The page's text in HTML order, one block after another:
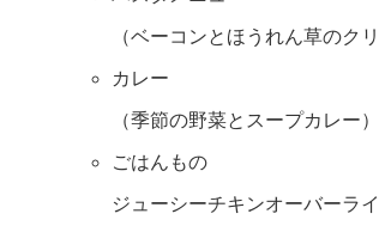
（ベーコンとほうれん草のク
カレー
（季節の野菜とスープカレー
ごはんもの
ジューシーチキンオーバーラ